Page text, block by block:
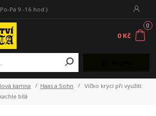
Pá 9 -16 hod.)
0
0 Kč
kamna Haas a Sohn
Víčko krycí při využití
bílá